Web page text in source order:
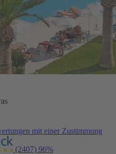
mit einer Zustimmung
(2407) 96%